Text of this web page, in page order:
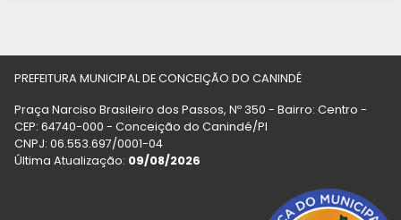
PREFEITURA MUNICIPAL DE CONCEIÇÃO DO CANINDÉ
Praça Narciso Brasileiro dos Passos, Nº 350 - Bairro: Centro -
CEP: 64740-000 - Conceição do Canindé/PI
CNPJ: 06.553.697/0001-04
Última Atualização: 09/08/2026